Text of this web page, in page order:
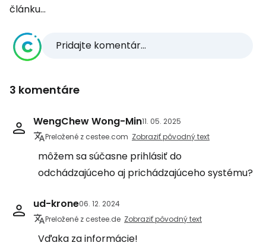
článku...
Pridajte komentár...
3 komentáre
WengChew Wong-Min11. 05. 2025
Preložené z cestee.com Zobraziť pôvodný text
môžem sa súčasne prihlásiť do
odchádzajúceho aj prichádzajúceho systému?
ud-krone06. 12. 2024
Preložené z cestee.de Zobraziť pôvodný text
Vďaka za informácie!